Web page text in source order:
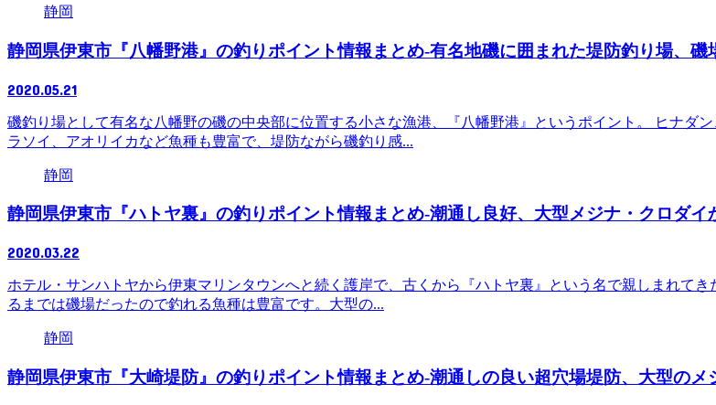
静岡
静岡県伊東市『八幡野港』の釣りポイント情報まとめ-有名地磯に囲まれた堤防釣り場、磯
2020.05.21
磯釣り場として有名な八幡野の磯の中央部に位置する小さな漁港、『八幡野港』というポイント。 ヒナダ
ラソイ、アオリイカなど魚種も豊富で、堤防ながら磯釣り感...
静岡
静岡県伊東市『ハトヤ裏』の釣りポイント情報まとめ-潮通し良好、大型メジナ・クロダイ
2020.03.22
ホテル・サンハトヤから伊東マリンタウンへと続く護岸で、古くから『ハトヤ裏』という名で親しまれて
るまでは磯場だったので釣れる魚種は豊富です。大型の...
静岡
静岡県伊東市『大崎堤防』の釣りポイント情報まとめ-潮通しの良い超穴場堤防、大型のメ